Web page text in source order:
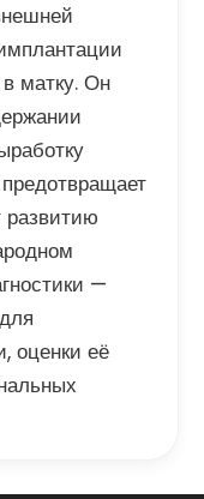
матку. Он
развитию
—
оценки её